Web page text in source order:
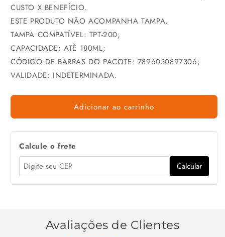
CUSTO X BENEFÍCIO.
ESTE PRODUTO NÃO ACOMPANHA TAMPA.
TAMPA COMPATÍVEL: TPT-200;
CAPACIDADE: ATÉ 180ML;
CÓDIGO DE BARRAS DO PACOTE: 7896030897306;
VALIDADE: INDETERMINADA.
Adicionar ao carrinho
Calcule o frete
Calcular
Avaliações de Clientes